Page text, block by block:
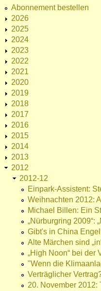
Abonnement bestellen
2026
2025
2024
2023
2022
2021
2020
2019
2018
2017
2016
2015
2014
2013
2012
2012-12
Einpark-Assistent:
Weihnachten 2012:
Michael Billen: Ein
„Nürburgring 2009“:
Gibt's in China
Alte Märchen sind
„High Noon“ bei der
"Wenn die
Verträglicher
20. November 2012: